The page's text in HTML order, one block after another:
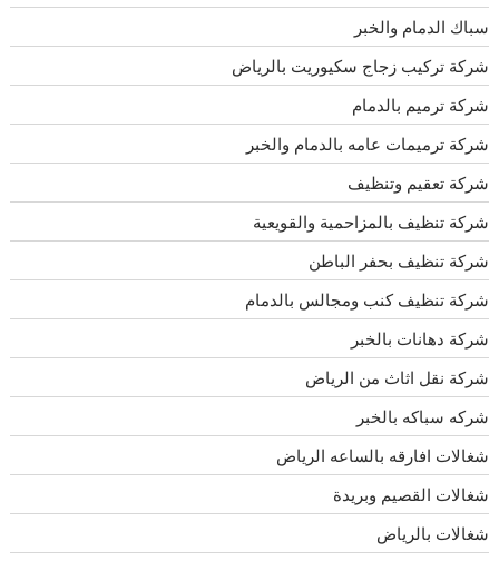
سباك الدمام والخبر
شركة تركيب زجاج سكيوريت بالرياض
شركة ترميم بالدمام
شركة ترميمات عامه بالدمام والخبر
شركة تعقيم وتنظيف
شركة تنظيف بالمزاحمية والقويعية
شركة تنظيف بحفر الباطن
شركة تنظيف كنب ومجالس بالدمام
شركة دهانات بالخبر
شركة نقل اثاث من الرياض
شركه سباكه بالخبر
شغالات افارقه بالساعه الرياض
شغالات القصيم وبريدة
شغالات بالرياض